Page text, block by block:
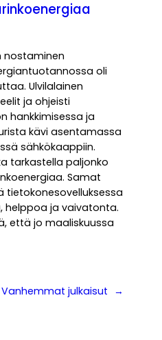
nostaminen
oli
Ulvilalainen
ja ohjeisti
hankkimisessa ja
kävi asentamassa
sähkökaappiin.
tarkastella paljonko
Samat
tietokonesovelluksessa
helppoa ja vaivatonta.
että jo maaliskuussa
Vanhemmat julkaisut →